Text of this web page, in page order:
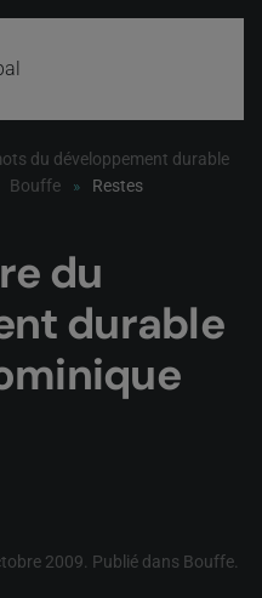
du développement durable
Bouffe Restes
du
durable
2009 . Publié dans Bouffe